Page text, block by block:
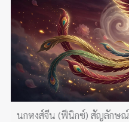
นกหงส์จีน (ฟีนิกซ์) สัญลักษณ์